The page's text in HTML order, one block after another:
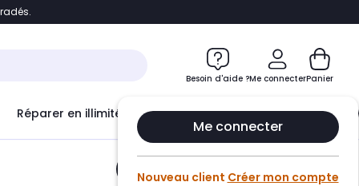
Accéder directement au chatbot
Besoin d'aide ?Me connecter
Me connecter
Nouveau client Créer mon compte
Panier
Réparer en illimité avec Le Club Infinity
Ajouter au panier